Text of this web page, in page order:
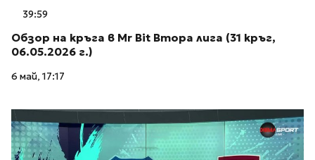
39:59
Обзор на кръга в Mr Bit Втора лига (31 кръг,
06.05.2026 г.)
6 май, 17:17